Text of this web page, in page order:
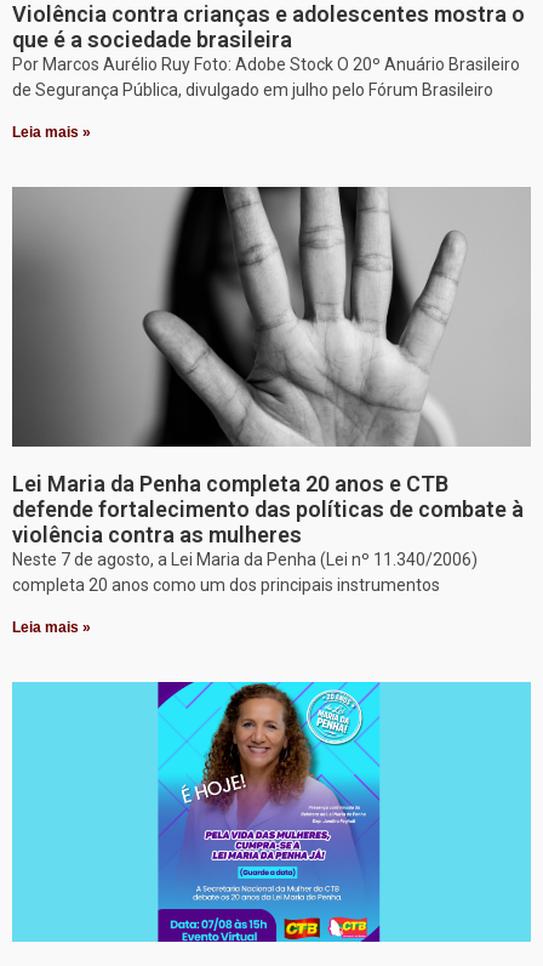
Violência contra crianças e adolescentes mostra o
que é a sociedade brasileira
Por Marcos Aurélio Ruy Foto: Adobe Stock O 20º Anuário Brasileiro
de Segurança Pública, divulgado em julho pelo Fórum Brasileiro
Leia mais »
Lei Maria da Penha completa 20 anos e CTB
defende fortalecimento das políticas de combate à
violência contra as mulheres
Neste 7 de agosto, a Lei Maria da Penha (Lei nº 11.340/2006)
completa 20 anos como um dos principais instrumentos
Leia mais »